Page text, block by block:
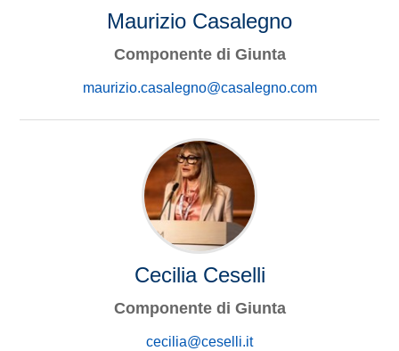
Maurizio Casalegno
Componente di Giunta
maurizio.casalegno@casalegno.com
Cecilia Ceselli
Componente di Giunta
cecilia@ceselli.it